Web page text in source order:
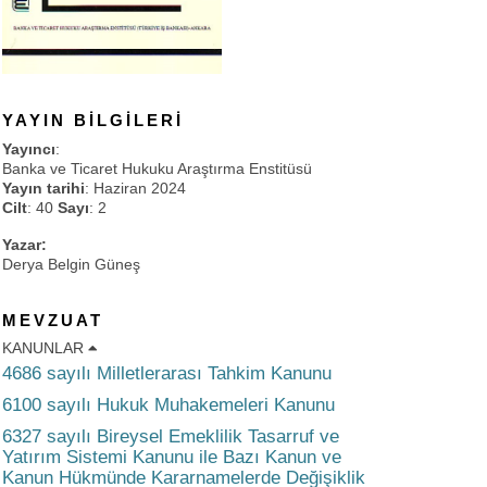
YAYIN BILGILERI
Yayıncı:
Banka ve Ticaret Hukuku Araştırma Enstitüsü
Yayın tarihi: Haziran 2024
Cilt: 40 Sayı: 2
Yazar:
Derya Belgin Güneş
MEVZUAT
KANUNLAR
4686 sayılı Milletlerarası Tahkim Kanunu
6100 sayılı Hukuk Muhakemeleri Kanunu
6327 sayılı Bireysel Emeklilik Tasarruf ve
Yatırım Sistemi Kanunu ile Bazı Kanun ve
Kanun Hükmünde Kararnamelerde Değişiklik